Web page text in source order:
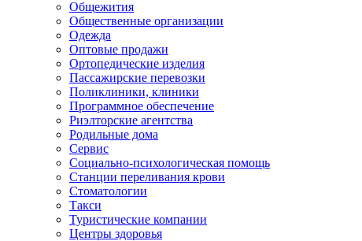
Общежития
Общественные организации
Одежда
Оптовые продажи
Ортопедические изделия
Пассажирские перевозки
Поликлиники, клиники
Программное обеспечение
Риэлторские агентства
Родильные дома
Сервис
Социально-психологическая помощь
Станции переливания крови
Стоматологии
Такси
Туристические компании
Центры здоровья